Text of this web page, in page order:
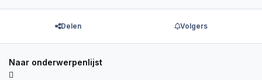
Delen Volgers
Naar onderwerpenlijst